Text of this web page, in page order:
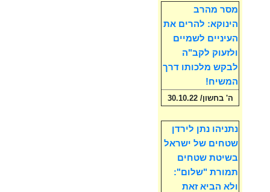
מסר מהרב
הינוקא: להרים את
העיניים לשמיים
ולזעוק לקב"ה
לבקש מלכותו דרך
המשיח!
ה' בחשון/ 30.10.22
נתניהו נתן לירדן
שטחים של ישראל
בשיטת שטחים
תמורת "שלום":
ולא הביא זאת